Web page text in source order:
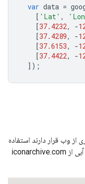
var data =
[ 'Lat' ,
[37.4232, -
[37.4289, -
[37.6153, -
[37.4422, -
]);
وب قرار دارند استفاده
کنید. در اینجا یک مثال با استفاده از پین های آبی از iconarchive.com